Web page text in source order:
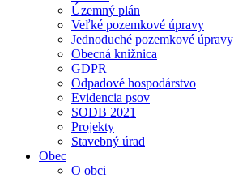
Územný plán
Veľké pozemkové úpravy
Jednoduché pozemkové úpravy
Obecná knižnica
GDPR
Odpadové hospodárstvo
Evidencia psov
SODB 2021
Projekty
Stavebný úrad
Obec
O obci